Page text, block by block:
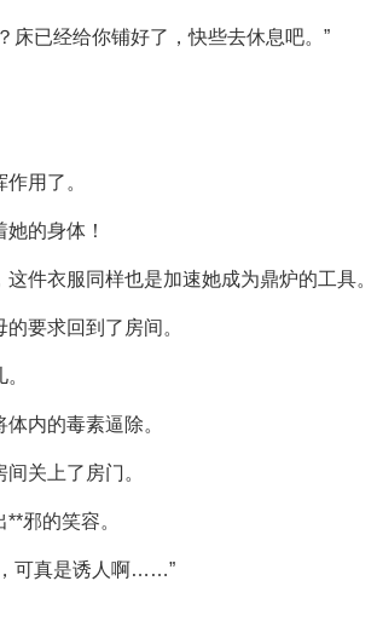
床已经给你铺好了，快些去休息吧。”
用了。
的身体！
件衣服同样也是加速她成为鼎炉的工具。
要求回到了房间。
内的毒素逼除。
关上了房门。
邪的笑容。
可真是诱人啊……”